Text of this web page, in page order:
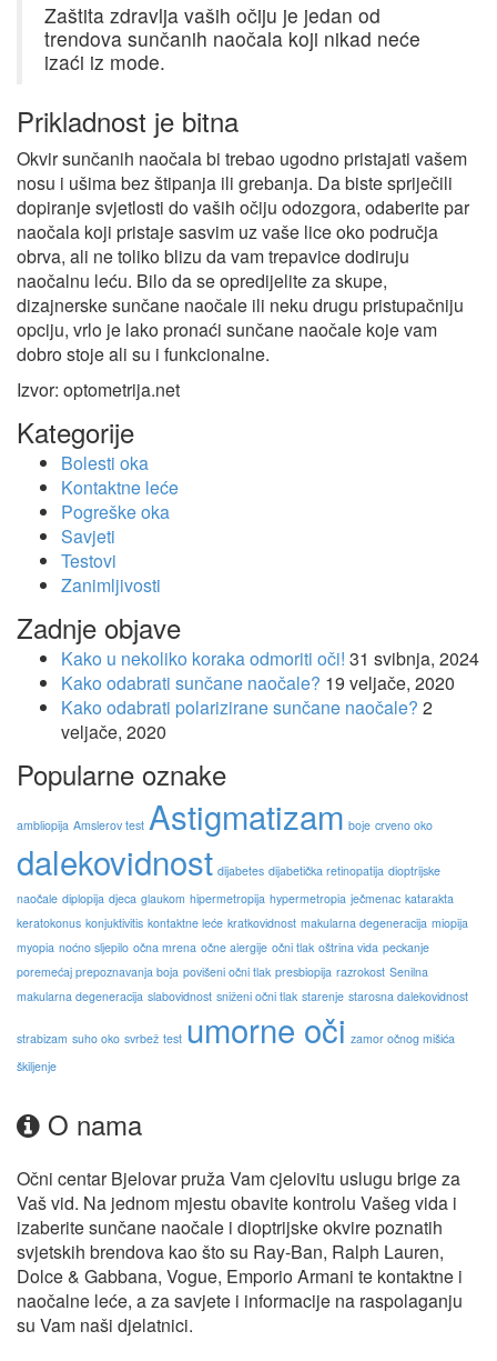
Zaštita zdravlja vaših očiju je jedan od
trendova sunčanih naočala koji nikad neće
izaći iz mode.
Prikladnost je bitna
Okvir sunčanih naočala bi trebao ugodno pristajati vašem
nosu i ušima bez štipanja ili grebanja. Da biste spriječili
dopiranje svjetlosti do vaših očiju odozgora, odaberite par
naočala koji pristaje sasvim uz vaše lice oko područja
obrva, ali ne toliko blizu da vam trepavice dodiruju
naočalnu leću. Bilo da se opredijelite za skupe,
dizajnerske sunčane naočale ili neku drugu pristupačniju
opciju, vrlo je lako pronaći sunčane naočale koje vam
dobro stoje ali su i funkcionalne.
Izvor: optometrija.net
Kategorije
Bolesti oka
Kontaktne leće
Pogreške oka
Savjeti
Testovi
Zanimljivosti
Zadnje objave
Kako u nekoliko koraka odmoriti oči! 31 svibnja, 2024
Kako odabrati sunčane naočale? 19 veljače, 2020
Kako odabrati polarizirane sunčane naočale? 2
veljače, 2020
Popularne oznake
ambliopija Amslerov test Astigmatizam boje crveno oko
dalekovidnost dijabetes dijabetička retinopatija dioptrijske
naočale diplopija djeca glaukom hipermetropija hypermetropia ječmenac katarakta
keratokonus konjuktivitis kontaktne leće kratkovidnost makularna degeneracija miopija
myopia noćno sljepilo očna mrena očne alergije očni tlak oštrina vida peckanje
poremećaj prepoznavanja boja povišeni očni tlak presbiopija razrokost Senilna
makularna degeneracija slabovidnost sniženi očni tlak starenje starosna dalekovidnost
strabizam suho oko svrbež test umorne oči zamor očnog mišića
škiljenje
O nama
Očni centar Bjelovar pruža Vam cjelovitu uslugu brige za
Vaš vid. Na jednom mjestu obavite kontrolu Vašeg vida i
izaberite sunčane naočale i dioptrijske okvire poznatih
svjetskih brendova kao što su Ray-Ban, Ralph Lauren,
Dolce & Gabbana, Vogue, Emporio Armani te kontaktne i
naočalne leće, a za savjete i informacije na raspolaganju
su Vam naši djelatnici.